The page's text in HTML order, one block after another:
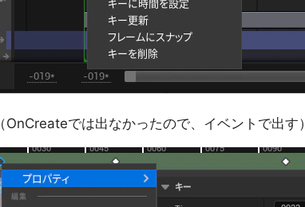
（OnCreateでは出なかったので、イベントで出す）